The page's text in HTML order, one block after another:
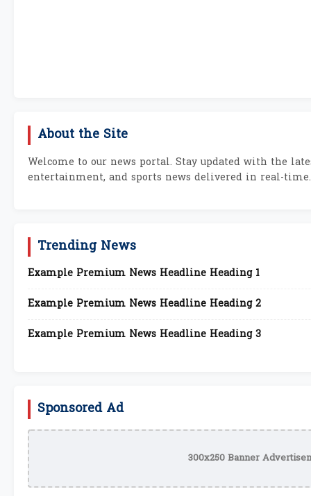
About the Site
Welcome to our news portal. Stay updated with the
entertainment, and sports news delivered in real-time.
Trending News
Example Premium News Headline Heading 1
Example Premium News Headline Heading 2
Example Premium News Headline Heading 3
Sponsored Ad
300x250 Banner